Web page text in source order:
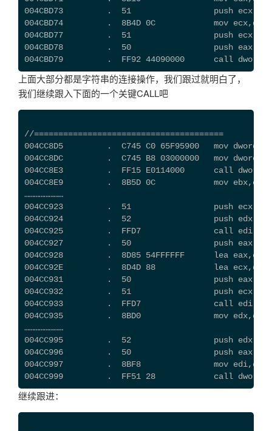
004CBD73         .  51                 push ecx
004CBD74         .  8B4D 0C            mov
004CBD77         .  51                 push ecx
004CBD78         .  50                 push eax
004CBD79         .  FF92 44090000      call dword
上面大部分都是字符串的连接操作，我们跟过就明白了，
我们继续跟入下面的一个关键CALL吧
//=======================================
004CC8D5         .  C745 C0 65F95900   mov
004CC8DC         .  C745 B8 03000000   mov
004CC8E3         .  FF15 E0114000      call
004CC8E9         .  8B5D 0C            mov
……………………
004CC923         .  51                 push ecx
004CC924         .  52                 push edx
004CC925         .  FFD7               call edi
004CC927         .  50                 push eax
004CC928         .  8D85 54FFFFFF      lea
004CC92E         .  8D4D 88            lea
004CC931         .  50                 push eax
004CC932         .  51                 push ecx
004CC933         .  FFD7               call edi
004CC935         .  8BD0               mov
……………………
004CC995         .  52                 push edx
004CC996         .  50                 push eax
004CC997         .  8BF8               mov edi,eax
004CC999         .  FF51 28            call
继续跟进：